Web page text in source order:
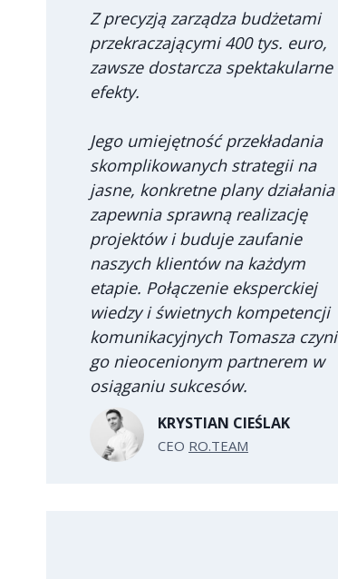
Z precyzją zarządza budżetami
przekraczającymi 400 tys. euro,
zawsze dostarcza spektakularne
efekty.
Jego umiejętność przekładania
skomplikowanych strategii na
jasne, konkretne plany działania
zapewnia sprawną realizację
projektów i buduje zaufanie
naszych klientów na każdym
etapie. Połączenie eksperckiej
wiedzy i świetnych kompetencji
komunikacyjnych Tomasza czyni
go nieocenionym partnerem w
osiąganiu sukcesów.
KRYSTIAN CIEŚLAK
CEO RO.TEAM